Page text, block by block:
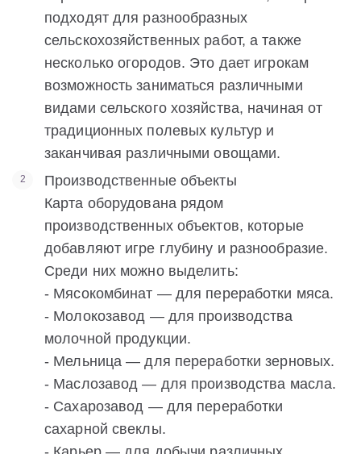
подходят для разнообразных
сельскохозяйственных работ, а также
несколько огородов. Это дает игрокам
возможность заниматься различными
видами сельского хозяйства, начиная от
традиционных полевых культур и
заканчивая различными овощами.
Производственные объекты
Карта оборудована рядом
производственных объектов, которые
добавляют игре глубину и разнообразие.
Среди них можно выделить:
- Мясокомбинат — для переработки мяса.
- Молокозавод — для производства
молочной продукции.
- Мельница — для переработки зерновых.
- Маслозавод — для производства масла.
- Сахарозавод — для переработки
сахарной свеклы.